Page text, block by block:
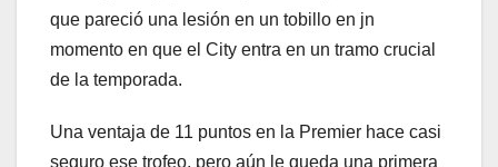
que pareció una lesión en un tobillo en jn
momento en que el City entra en un tramo crucial
de la temporada.
Una ventaja de 11 puntos en la Premier hace casi
seguro ese trofeo, pero aún le queda una primera